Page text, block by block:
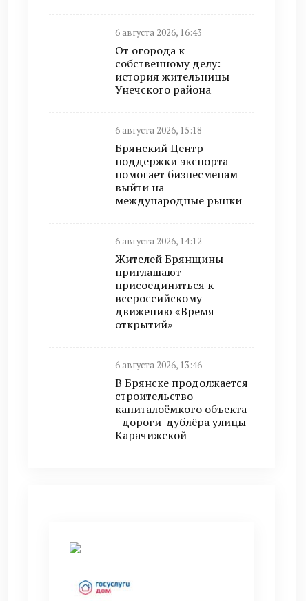
6 августа 2026, 16:43
От огорода к
собственному делу:
история жительницы
Унечского района
6 августа 2026, 15:18
Брянский Центр
поддержки экспорта
помогает бизнесменам
выйти на
международные рынки
6 августа 2026, 14:12
Жителей Брянщины
приглашают
присоединиться к
всероссийскому
движению «Время
открытий»
6 августа 2026, 13:46
В Брянске продолжается
строительство
капиталоёмкого объекта
–дороги-дублёра улицы
Карачижской